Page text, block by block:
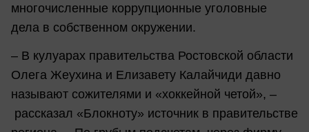
многочисленные коррупционные уголовные
дела в собственном окружении.
– В кулуарах правительства Ростовской области
Олега Жеухина и Елизавету Калайчиди давно
называют сожителями и «хоккейной четой», –
рассказал «Блокноту» источник в правительстве